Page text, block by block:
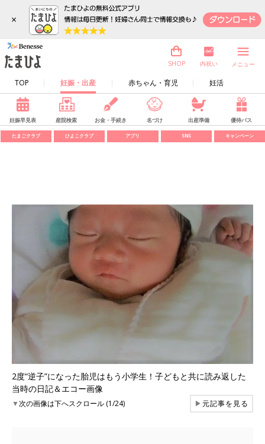
×
TOP 妊娠・出産 赤ちゃん・育児 妊活
SHOP 内祝い メニュー
妊娠早見表 産院検索 お金・手続き 名づけ 出産準備 優待パス
たまごクラブ ひよこクラブ アプリ SNS キャンペーン
2度“逆子”になった胎児はもう小学生！子どもと共に読み返した
当時の日記＆エコー画像
▼次の画像は下へスクロール (1/24) ▶元記事を見る